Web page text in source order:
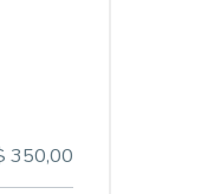
350,00